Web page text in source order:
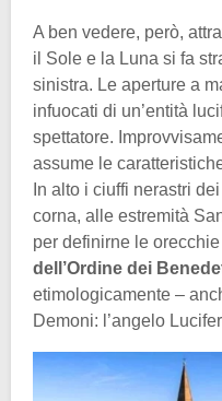
A ben vedere, però,
il Sole e la Luna si fa
sinistra. Le aperture a
infuocati di un’entità
spettatore.
assume le
In alto i ciuffi nerastri
corna, alle estremità
per definirne le
dell’Ordine dei
etimologicamente –
Demoni: l’angelo